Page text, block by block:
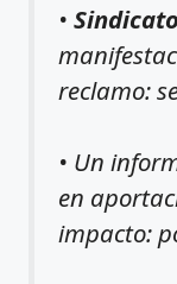
•
reclamo:
• Un
en
impacto: